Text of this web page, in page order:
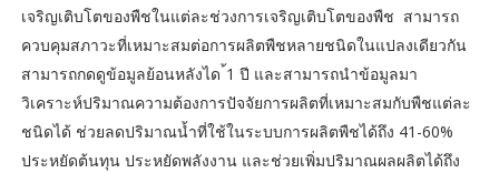
เจริญเติบโตของพืชในแต่ละช่วงการเจริญเติบโตของพืช สามารถ
ควบคุมสภาวะที่เหมาะสมต่อการผลิตพืชหลายชนิดในแปลงเดียวกัน
สามารถกดดูข้อมูลย้อนหลังได ้1 ปี และสามารถนำข้อมูลมา
วิเคราะห์ปริมาณความต้องการปัจจัยการผลิตที่เหมาะสมกับพืชแต่ละ
ชนิดได้ ช่วยลดปริมาณน้ำที่ใช้ในระบบการผลิตพืชได้ถึง 41-60%
ประหยัดต้นทุน ประหยัดพลังงาน และช่วยเพิ่มปริมาณผลผลิตได้ถึง